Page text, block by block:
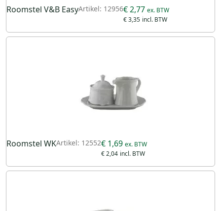
Roomstel V&B EasyArtikel: 12956
€ 3,35
€ 2,77
Roomstel WKArtikel: 12552
€ 2,04
€ 1,69